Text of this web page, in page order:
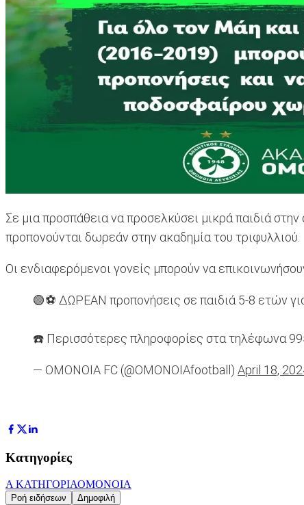
Σε μια προσπάθεια να προσελκύσει μικρά παιδιά
προπονούνται δωρεάν στην ακαδημία του τριφυλλιού.
Οι ενδιαφερόμενοι γονείς μπορούν να
🟢⚽ ΔΩΡΕΑΝ προπονήσεις σε παιδιά 5-8 ετών
☎️ Περισσότερες πληροφορίες στα τηλέφωνα
— OMONOIA FC (@OMONOIAfootball) April 18,
Κατηγορίες
Α ΚΑΤΗΓΟΡΙΑΟΜΟΝΟΙΑ
Ροή ειδήσεων Δημοφιλή